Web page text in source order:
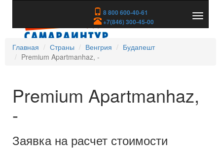
8 800 600-40-61
+7(846) 300-45-00
скрыть
Главная
Страны Венгрия
Будапешт
Premium Apartmanhaz, -
Premium Apartmanhaz,
-
Заявка на расчет стоимости